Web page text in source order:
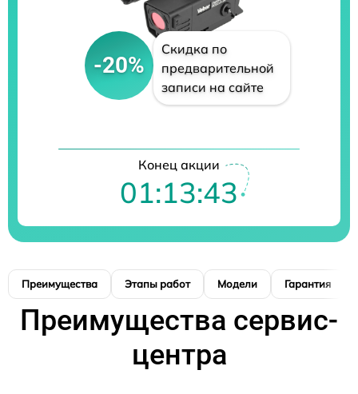
-20%
Скидка по
предварительной
записи на сайте
Конец акции
01:13:42
Преимущества Этапы работ Модели Гарантия
Преимущества сервис-
центра